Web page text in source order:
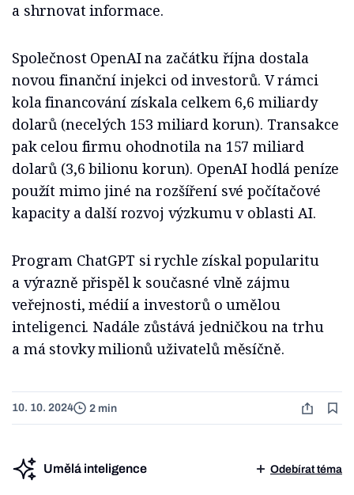
a shrnovat informace.
Společnost OpenAI na začátku října dostala
novou finanční injekci od investorů. V rámci
kola financování získala celkem 6,6 miliardy
dolarů (necelých 153 miliard korun). Transakce
pak celou firmu ohodnotila na 157 miliard
dolarů (3,6 bilionu korun). OpenAI hodlá peníze
použít mimo jiné na rozšíření své počítačové
kapacity a další rozvoj výzkumu v oblasti AI.
Program ChatGPT si rychle získal popularitu
a výrazně přispěl k současné vlně zájmu
veřejnosti, médií a investorů o umělou
inteligenci. Nadále zůstává jedničkou na trhu
a má stovky milionů uživatelů měsíčně.
10. 10. 2024 2 min
Umělá inteligence Odebírat téma